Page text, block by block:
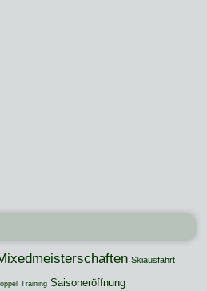
Skiausfahrt
Training Saisoneröffnung